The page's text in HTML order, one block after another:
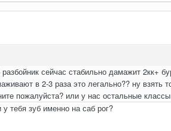
сейчас стабильно дамажит 2кк+
в 2-3 раза это легально?? ну
пожалуйста? или у нас остальные
тебя зуб именно на саб рог?